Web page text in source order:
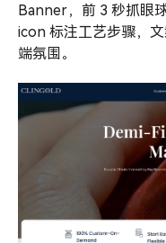
Banner，前 3 秒抓眼
icon 标注工艺步骤，
端氛围。